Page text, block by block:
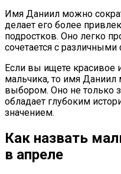
Имя Даниил можно
делает его более
подростков. Оно легко
сочетается с
Если вы ищете красивое
мальчика, то имя Даниил
выбором. Оно не только
обладает глубоким
значением.
Как назвать
в апреле